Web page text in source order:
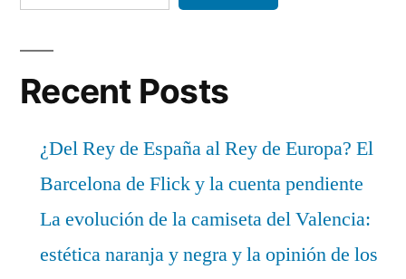
Recent Posts
¿Del Rey de España al Rey de Europa? El
Barcelona de Flick y la cuenta pendiente
La evolución de la camiseta del Valencia:
estética naranja y negra y la opinión de los